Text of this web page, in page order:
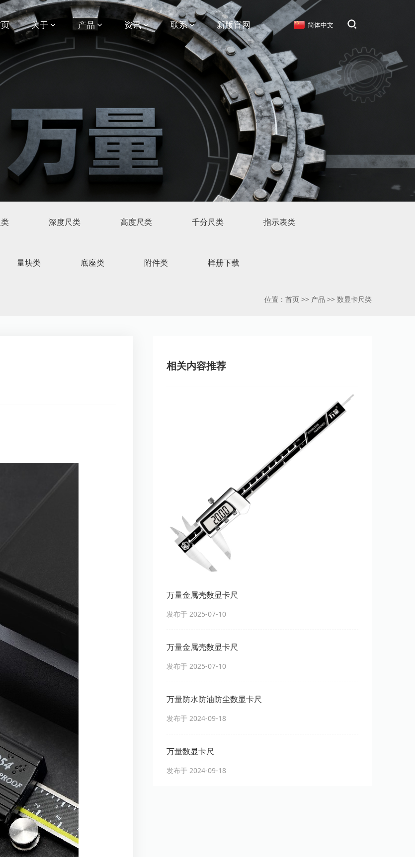
关于 产品 资讯 联系 新版官网 简体中文
深度尺类 高度尺类 千分尺类 指示表类
量块类 底座类 附件类 样册下载
位置： 首页 >> 产品 >> 数显卡尺类
相关内容推荐
万量金属壳数显卡尺
发布于 2025-07-10
万量金属壳数显卡尺
发布于 2025-07-10
万量防水防油防尘数显卡尺
发布于 2024-09-18
万量数显卡尺
发布于 2024-09-18